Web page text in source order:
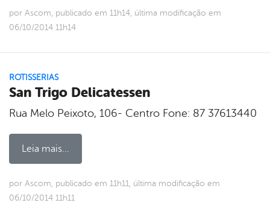
por Ascom, publicado em 11h14, última modificação em
06/10/2014 11h14
ROTISSERIAS
San Trigo Delicatessen
Rua Melo Peixoto, 106- Centro Fone: 87 37613440
Leia mais...
por Ascom, publicado em 11h11, última modificação em
06/10/2014 11h11